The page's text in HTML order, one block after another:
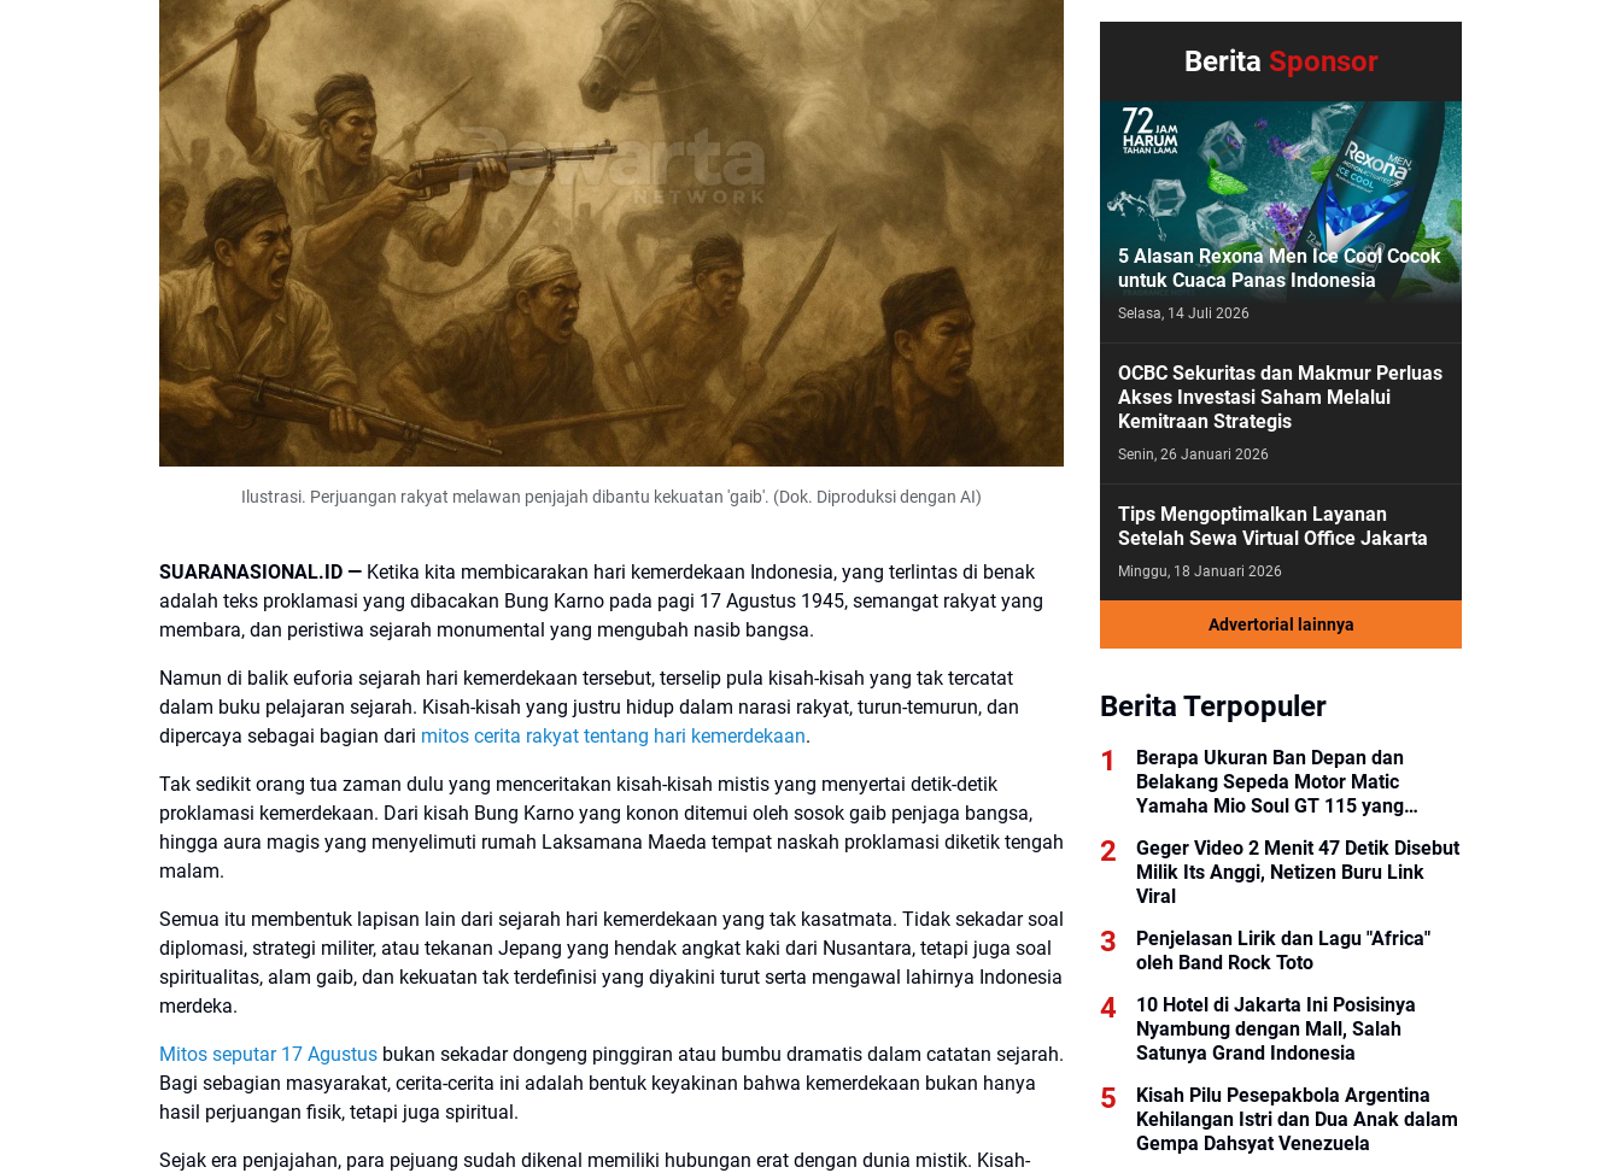
Ilustrasi. Perjuangan rakyat melawan penjajah dibantu kekuatan 'gaib'. (Dok. Diproduksi dengan AI)
SUARANASIONAL.ID — Ketika kita membicarakan hari kemerdekaan Indonesia, yang terlintas di benak
adalah teks proklamasi yang dibacakan Bung Karno pada pagi 17 Agustus 1945, semangat rakyat yang
membara, dan peristiwa sejarah monumental yang mengubah nasib bangsa.
Namun di balik euforia sejarah hari kemerdekaan tersebut, terselip pula kisah-kisah yang tak tercatat
dalam buku pelajaran sejarah. Kisah-kisah yang justru hidup dalam narasi rakyat, turun-temurun, dan
dipercaya sebagai bagian dari mitos cerita rakyat tentang hari kemerdekaan.
Tak sedikit orang tua zaman dulu yang menceritakan kisah-kisah mistis yang menyertai detik-detik
proklamasi kemerdekaan. Dari kisah Bung Karno yang konon ditemui oleh sosok gaib penjaga bangsa,
hingga aura magis yang menyelimuti rumah Laksamana Maeda tempat naskah proklamasi diketik tengah
malam.
Semua itu membentuk lapisan lain dari sejarah hari kemerdekaan yang tak kasatmata. Tidak sekadar soal
diplomasi, strategi militer, atau tekanan Jepang yang hendak angkat kaki dari Nusantara, tetapi juga soal
spiritualitas, alam gaib, dan kekuatan tak terdefinisi yang diyakini turut serta mengawal lahirnya Indonesia
merdeka.
Mitos seputar 17 Agustus bukan sekadar dongeng pinggiran atau bumbu dramatis dalam catatan sejarah.
Bagi sebagian masyarakat, cerita-cerita ini adalah bentuk keyakinan bahwa kemerdekaan bukan hanya
hasil perjuangan fisik, tetapi juga spiritual.
Sejak era penjajahan, para pejuang sudah dikenal memiliki hubungan erat dengan dunia mistik. Kisah-
Berita Sponsor
5 Alasan Rexona Men Ice Cool Cocok
untuk Cuaca Panas Indonesia
Selasa, 14 Juli 2026
OCBC Sekuritas dan Makmur Perluas
Akses Investasi Saham Melalui
Kemitraan Strategis
Senin, 26 Januari 2026
Tips Mengoptimalkan Layanan
Setelah Sewa Virtual Office Jakarta
Minggu, 18 Januari 2026
Advertorial lainnya
Berita Terpopuler
Berapa Ukuran Ban Depan dan
Belakang Sepeda Motor Matic
Yamaha Mio Soul GT 115 yang
Geger Video 2 Menit 47 Detik Disebut
Milik Its Anggi, Netizen Buru Link
Viral
Penjelasan Lirik dan Lagu "Africa"
oleh Band Rock Toto
10 Hotel di Jakarta Ini Posisinya
Nyambung dengan Mall, Salah
Satunya Grand Indonesia
Kisah Pilu Pesepakbola Argentina
Kehilangan Istri dan Dua Anak dalam
Gempa Dahsyat Venezuela